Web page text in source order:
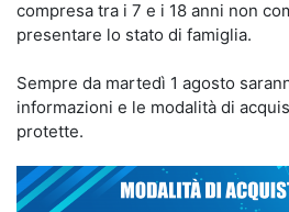
compresa tra i 7 e i 18 anni non
presentare lo stato di famiglia.
Sempre da martedì 1 agosto
informazioni e le modalità di
protette.